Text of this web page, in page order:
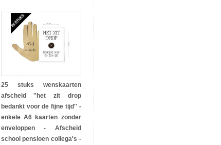
25 stuks wenskaarten
afscheid ''het zit drop
bedankt voor de fijne tijd'' -
enkele A6 kaarten zonder
enveloppen - Afscheid
school pensioen collega's -